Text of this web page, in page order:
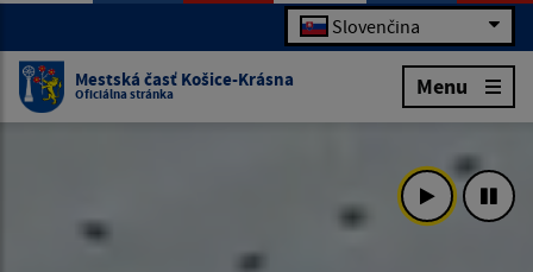
Slovenčina
Mestská časť Košice-Krásna
Oficiálna stránka Menu